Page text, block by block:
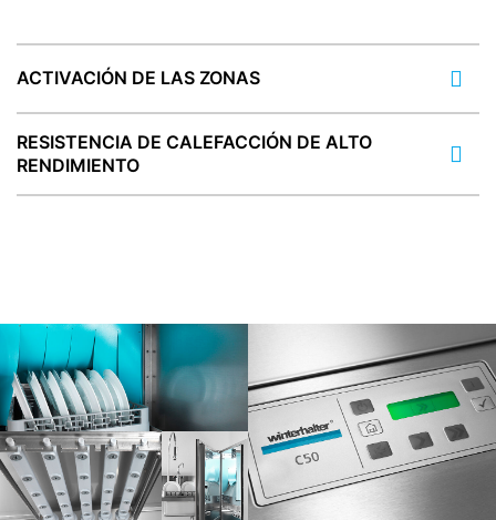
ACTIVACIÓN DE LAS ZONAS
RESISTENCIA DE CALEFACCIÓN DE ALTO
RENDIMIENTO